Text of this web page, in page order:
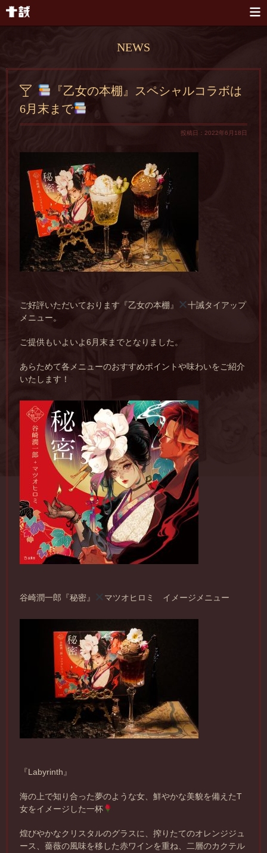
NEWS
『乙女の本棚』スペシャルコラボは
6月末まで
投稿日：2022年6月18日
ご好評いただいております『乙女の本棚』
十誡タイアップ
メニュー。
ご提供もいよいよ6月末までとなりました。
あらためて各メニューのおすすめポイントや味わいをご紹介
いたします！
谷崎潤一郎『秘密』 マツオヒロミ イメージメニュー
『Labyrinth』
海の上で知り合った夢のような女、鮮やかな美貌を備えたT
女をイメージした一杯
煌びやかなクリスタルのグラスに、搾りたてのオレンジジュ
ース、薔薇の風味を移した赤ワインを重ね、二層のカクテル